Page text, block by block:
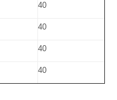
40
40
40
40